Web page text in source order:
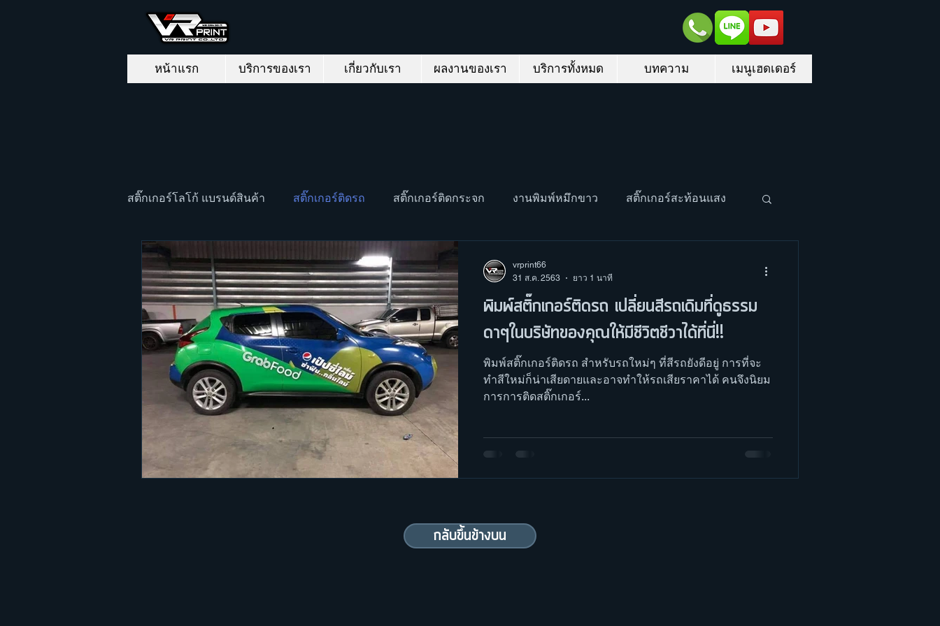
หน้าแรก บริการของเรา เกี่ยวกับเรา ผลงานของเรา บริการทั้งหมด บทความ เมนูเฮดเดอร์
สติ๊กเกอร์โลโก้ แบรนด์สินค้า สติ๊กเกอร์ติดรถ สติ๊กเกอร์ติดกระจก งานพิมพ์หมึกขาว สติ๊กเกอร์สะท้อนแสง
สติ๊กเกอร์ติดผนัง สติ๊กเกอร์โลโก้ แบรนด์สินค้า
พิมพ์สติ๊กเกอร์ติดรถ เปลี่ยนสีรถเดิมที่ดูธรรม
ดาๆในบริษัทของคุณให้มีชีวิตชีวาได้ที่นี่!!
พิมพ์สติ๊กเกอร์ติดรถ สำหรับรถใหม่ๆ ที่สีรถยังดีอยู่ การที่จะ
ทำสีใหม่ก็น่าเสียดายและอาจทำให้รถเสียราคาได้ คนจึงนิยม
การการติดสติ๊กเกอร์...
vrprint66
31 ส.ค. 2563
ยาว 1 นาที
กลับขึ้นข้างบน